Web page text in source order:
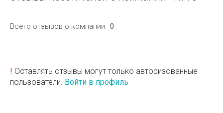
Всего отзывов о компании 0
! Оставлять отзывы могут только авторизованные
пользователи. Войти в профиль